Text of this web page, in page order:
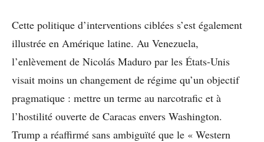
Cette politique d’interventions ciblées s’est également
illustrée en Amérique latine. Au Venezuela,
l’enlèvement de Nicolás Maduro par les États-Unis
visait moins un changement de régime qu’un objectif
pragmatique : mettre un terme au narcotrafic et à
l’hostilité ouverte de Caracas envers Washington.
Trump a réaffirmé sans ambiguïté que le « Western